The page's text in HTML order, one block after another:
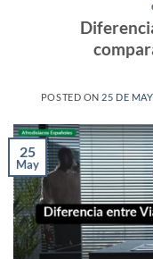
POSTED ON 25 DE
25
May